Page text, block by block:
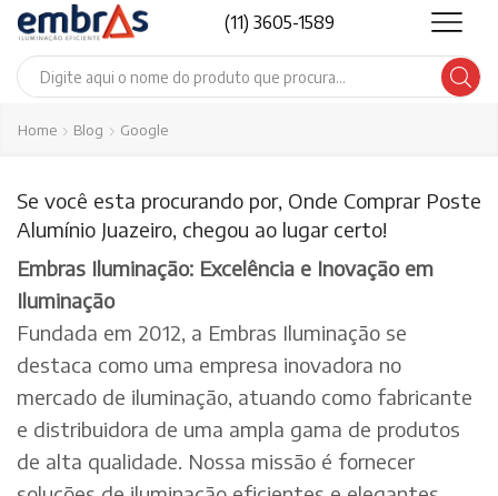
(11) 3605-1589
Search
Home Blog Google
Se você esta procurando por, Onde Comprar Poste
Alumínio Juazeiro, chegou ao lugar certo!
Embras Iluminação: Excelência e Inovação em
Iluminação
Fundada em 2012, a Embras Iluminação se
destaca como uma empresa inovadora no
mercado de iluminação, atuando como fabricante
e distribuidora de uma ampla gama de produtos
de alta qualidade. Nossa missão é fornecer